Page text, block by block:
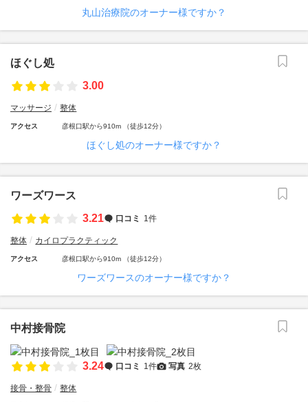
丸山治療院のオーナー様ですか？
ほぐし処
3.00
マッサージ 整体
アクセス 彦根口駅から910m （徒歩12分）
ほぐし処のオーナー様ですか？
ワーズワース
3.21
口コミ 1件
整体 カイロプラクティック
アクセス 彦根口駅から910m （徒歩12分）
ワーズワースのオーナー様ですか？
中村接骨院
3.24 口コミ 1件 写真 2枚
接骨・整骨 整体